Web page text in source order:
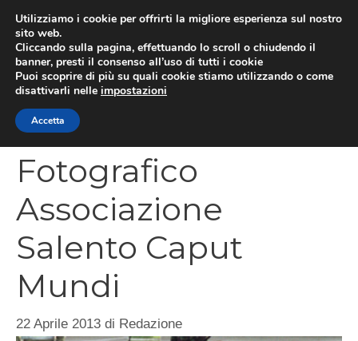
contenuto
Concorso
Fotografico
Associazione
Salento Caput
Mundi
22 Aprile 2013 di Redazione
Utilizziamo i cookie per offrirti la migliore esperienza sul nostro
sito web.
Cliccando sulla pagina, effettuando lo scroll o chiudendo il
banner, presti il consenso all’uso di tutti i cookie
Puoi scoprire di più su quali cookie stiamo utilizzando o come
disattivarli nelle impostazioni
Accetta